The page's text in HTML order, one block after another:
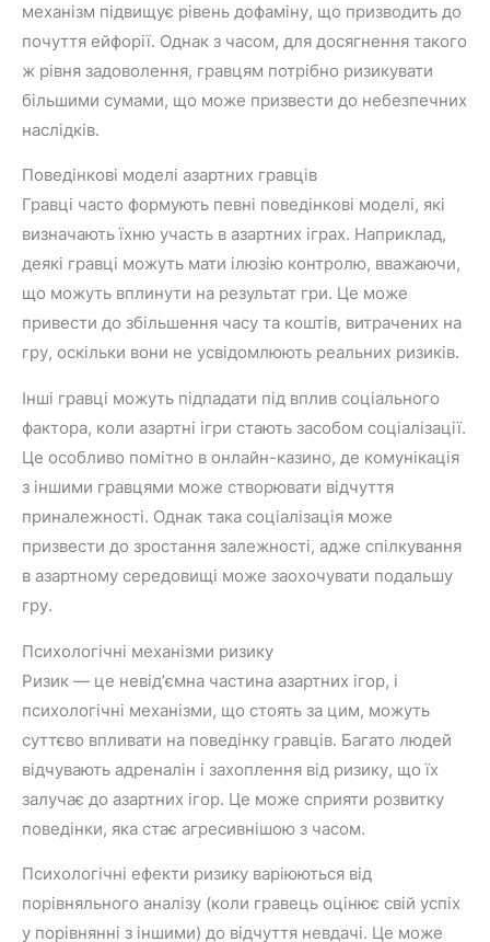
механізм підвищує рівень дофаміну, що призводить до
почуття ейфорії. Однак з часом, для досягнення такого
ж рівня задоволення, гравцям потрібно ризикувати
більшими сумами, що може призвести до небезпечних
наслідків.
Поведінкові моделі азартних гравців
Гравці часто формують певні поведінкові моделі, які
визначають їхню участь в азартних іграх. Наприклад,
деякі гравці можуть мати ілюзію контролю, вважаючи,
що можуть вплинути на результат гри. Це може
привести до збільшення часу та коштів, витрачених на
гру, оскільки вони не усвідомлюють реальних ризиків.
Інші гравці можуть підпадати під вплив соціального
фактора, коли азартні ігри стають засобом соціалізації.
Це особливо помітно в онлайн-казино, де комунікація
з іншими гравцями може створювати відчуття
приналежності. Однак така соціалізація може
призвести до зростання залежності, адже спілкування
в азартному середовищі може заохочувати подальшу
гру.
Психологічні механізми ризику
Ризик — це невід’ємна частина азартних ігор, і
психологічні механізми, що стоять за цим, можуть
суттєво впливати на поведінку гравців. Багато людей
відчувають адреналін і захоплення від ризику, що їх
залучає до азартних ігор. Це може сприяти розвитку
поведінки, яка стає агресивнішою з часом.
Психологічні ефекти ризику варіюються від
порівняльного аналізу (коли гравець оцінює свій успіх
у порівнянні з іншими) до відчуття невдачі. Це може